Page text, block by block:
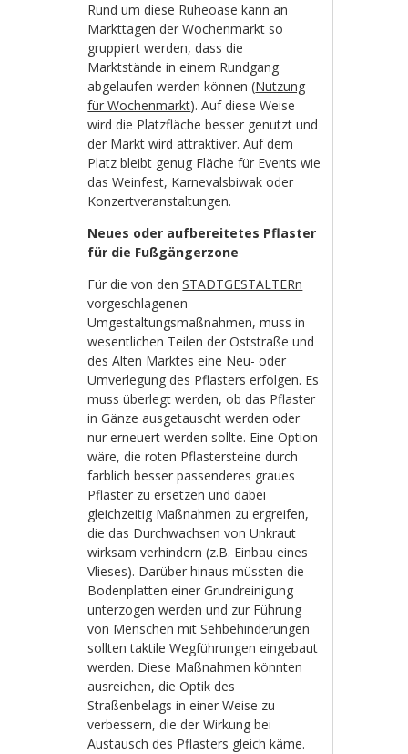
Rund um diese Ruheoase kann an
Markttagen der Wochenmarkt so
gruppiert werden, dass die
Marktstände in einem Rundgang
abgelaufen werden können (Nutzung
für Wochenmarkt). Auf diese Weise
wird die Platzfläche besser genutzt und
der Markt wird attraktiver. Auf dem
Platz bleibt genug Fläche für Events wie
das Weinfest, Karnevalsbiwak oder
Konzertveranstaltungen.
Neues oder aufbereitetes Pflaster
für die Fußgängerzone
Für die von denSTADTGESTALTERn
vorgeschlagenen
Umgestaltungsmaßnahmen, muss in
wesentlichen Teilen der Oststraße und
des Alten Marktes eine Neu- oder
Umverlegung des Pflasters erfolgen. Es
muss überlegt werden, ob das Pflaster
in Gänze ausgetauscht werden oder
nur erneuert werden sollte. Eine Option
wäre, die roten Pflastersteine durch
farblich besser passenderes graues
Pflaster zu ersetzen und dabei
gleichzeitig Maßnahmen zu ergreifen,
die das Durchwachsen von Unkraut
wirksam verhindern (z.B. Einbau eines
Vlieses). Darüber hinaus müssten die
Bodenplatten einer Grundreinigung
unterzogen werden und zur Führung
von Menschen mit Sehbehinderungen
sollten taktile Wegführungen eingebaut
werden. Diese Maßnahmen könnten
ausreichen, die Optik des
Straßenbelags in einer Weise zu
verbessern, die der Wirkung bei
Austausch des Pflasters gleich käme.